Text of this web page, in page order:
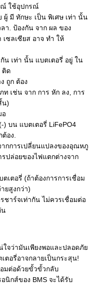
ใช้อุปกรณ์
ผู้ มี ทักษะ เป็น พิเศษ เท่า นั้น
า. ป้องกัน จาก ผล ของ
ซลเซียส อาจ ทํา ให้
น เท่า นั้น แบตเตอรี่ อยู่ ใน
ติด
ถูก ต้อง
ท เช่น จาก การ หัก ลง, การ
น)
อ
) บน แบตเตอรี่ LiFePO4
อง.
ากการเปลี่ยนแปลงของอุณหภู
ปล่อยของไฟแตกต่างจาก
เตอรี่ (ถ้าต้องการการเชื่อม
ยสูงกว่า)
ชาร์จเท่ากัน ไม่ควรเชื่อมต่อ
น
จว่ามันเพียงพอและปลอดภัย
ตอรี่อาจกลายเป็นกระสุน!
มต่อด้วยขั้วขั้วกลับ
นิกส์ของ BMS จะได้รับ